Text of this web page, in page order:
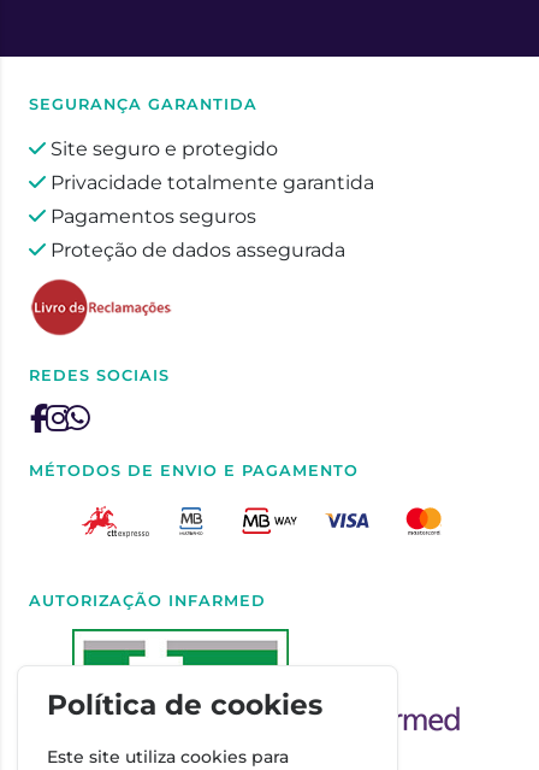
SEGURANÇA GARANTIDA
Site seguro e protegido
Privacidade totalmente garantida
Pagamentos seguros
Proteção de dados assegurada
REDES SOCIAIS
MÉTODOS DE ENVIO E PAGAMENTO
AUTORIZAÇÃO INFARMED
Política de cookies
Este site utiliza cookies para